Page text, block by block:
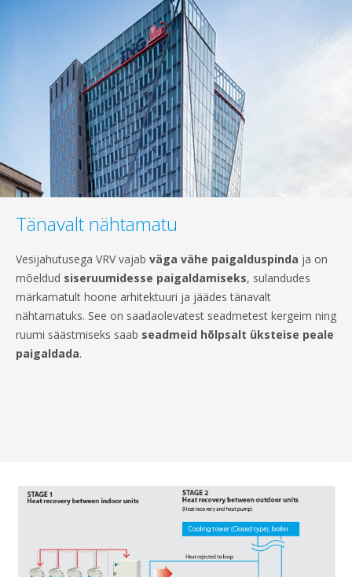
Tänavalt nähtamatu
Vesijahutusega VRV vajab väga vähe paigalduspinda ja on
mõeldud siseruumidesse paigaldamiseks, sulandudes
märkamatult hoone arhitektuuri ja jäädes tänavalt
nähtamatuks. See on saadaolevatest seadmetest kergeim ning
ruumi säästmiseks saab seadmeid hõlpsalt üksteise peale
paigaldada.